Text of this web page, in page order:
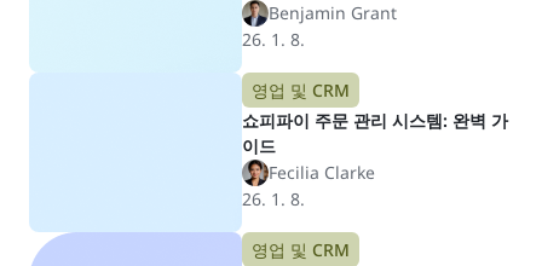
Benjamin Grant
26. 1. 8.
영업 및 CRM
쇼피파이 주문 관리 시스템: 완벽 가
이드
Fecilia Clarke
26. 1. 8.
영업 및 CRM